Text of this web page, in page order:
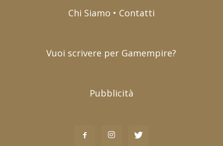
Chi Siamo • Contatti
Vuoi scrivere per Gamempire?
Pubblicità